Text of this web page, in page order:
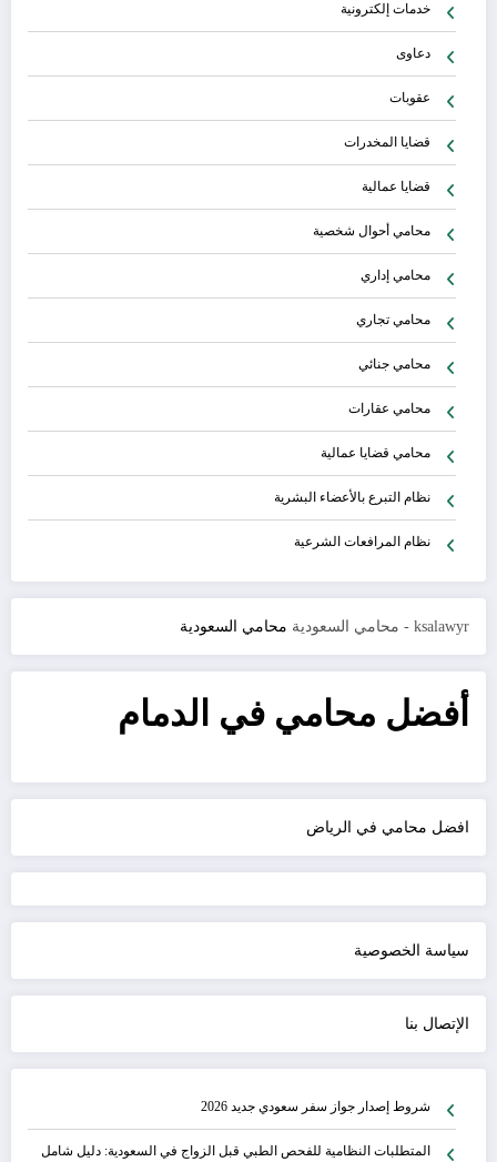
خدمات إلكترونية
دعاوى
عقوبات
قضايا المخدرات
قضايا عمالية
محامي أحوال شخصية
محامي إداري
محامي تجاري
محامي جنائي
محامي عقارات
محامي قضايا عمالية
نظام التبرع بالأعضاء البشرية
نظام المرافعات الشرعية
ksalawyr - محامي السعودية محامي السعودية
أفضل محامي في الدمام
افضل محامي في الرياض
سياسة الخصوصية
الإتصال بنا
شروط إصدار جواز سفر سعودي جديد 2026
المتطلبات النظامية للفحص الطبي قبل الزواج في السعودية: دليل شامل